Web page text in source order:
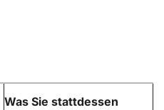
Was Sie stattdessen